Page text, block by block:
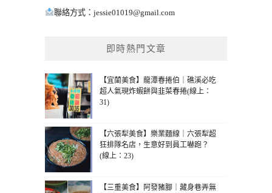
聯絡方式： jessie01019@gmail.com
即時熱門文章
【宜蘭美食】龍潭春捲伯｜礁溪必吃
超人氣現炸蝦餅與韭菜春捲(線上：
31)
【六張犁美食】樂業麵線｜六張犁超
狂排隊名店，生意好到員工嚇跑？
(線上：23)
【三重美食】阿發豬腳｜藏身巷弄無